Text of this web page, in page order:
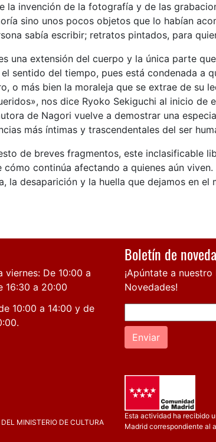
la invención de la fotografía y de las
sino unos pocos objetos que lo habían
sabía escribir; retratos pintados, para
una extensión del cuerpo y la única parte
sentido del tiempo, pues está condenada a
o más bien la moraleja que se extrae de su
nos dice Ryoko Sekiguchi al inicio de
de Nagori vuelve a demostrar una
más íntimas y trascendentales del ser
de breves fragmentos, este inclasificable
cómo continúa afectando a quienes aún
la desaparición y la huella que dejamos en el
viernes: De 10:00 a
16:30 a 20:00
10:00 a 14:00 y de
Boletín de
¡Apúntate a
Novedades!
Enviar
MINISTERIO DE CULTURA
Esta actividad ha recibido
Madrid correspondiente al